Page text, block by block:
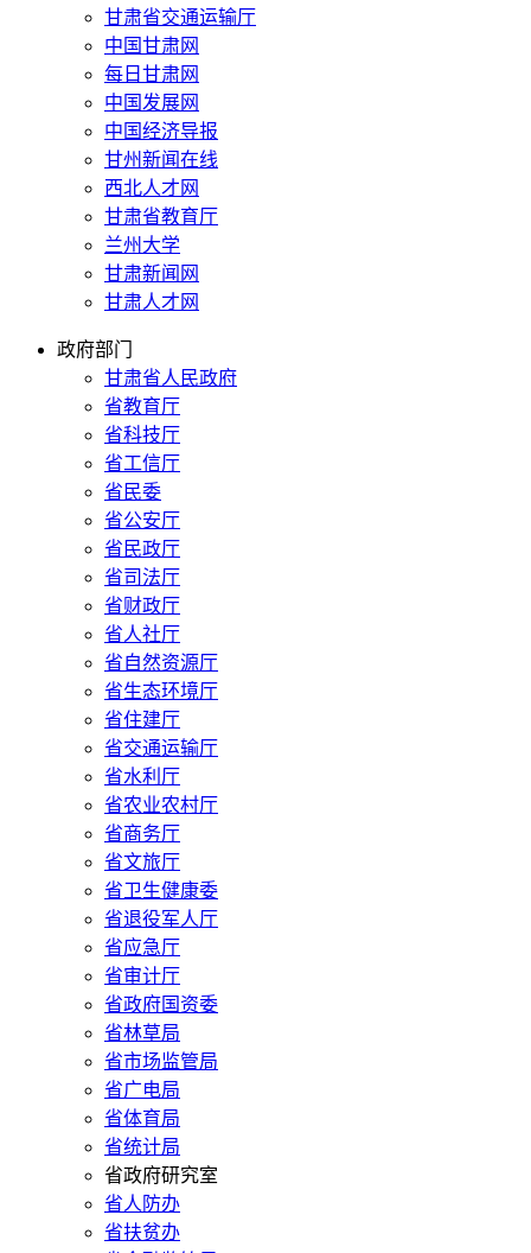
甘肃省交通运输厅
中国甘肃网
每日甘肃网
中国发展网
中国经济导报
甘州新闻在线
西北人才网
甘肃省教育厅
兰州大学
甘肃新闻网
甘肃人才网
政府部门
甘肃省人民政府
省教育厅
省科技厅
省工信厅
省民委
省公安厅
省民政厅
省司法厅
省财政厅
省人社厅
省自然资源厅
省生态环境厅
省住建厅
省交通运输厅
省水利厅
省农业农村厅
省商务厅
省文旅厅
省卫生健康委
省退役军人厅
省应急厅
省审计厅
省政府国资委
省林草局
省市场监管局
省广电局
省体育局
省统计局
省政府研究室
省人防办
省扶贫办